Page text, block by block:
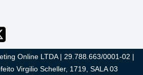
Online LTDA | 29.788.663/0001-02 |
Virgilio Scheller, 1719, SALA 03